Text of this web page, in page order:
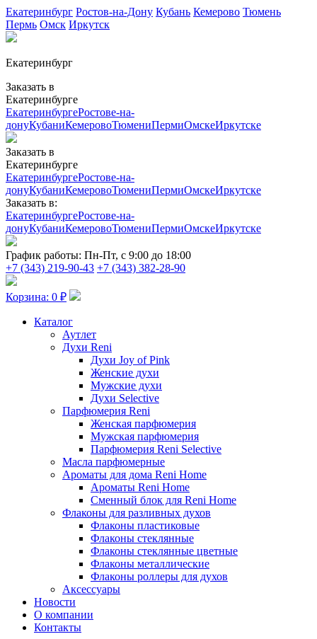
Екатеринбург Ростов-на-Дону Кубань Кемерово Тюмень
Пермь Омск Иркутск
Екатеринбург
Заказать в
Екатеринбурге
ЕкатеринбургеРостове-на-
донуКубаниКемеровоТюмениПермиОмскеИркутске
Заказать в
Екатеринбурге
ЕкатеринбургеРостове-на-
донуКубаниКемеровоТюмениПермиОмскеИркутске
Заказать в:
ЕкатеринбургеРостове-на-
донуКубаниКемеровоТюмениПермиОмскеИркутске
График работы: Пн-Пт, с 9:00 до 18:00
+7 (343) 219-90-43 +7 (343) 382-28-90
Корзина: 0 ₽
Каталог
Аутлет
Духи Reni
Духи Joy of Pink
Женские духи
Мужские духи
Духи Selective
Парфюмерия Reni
Женская парфюмерия
Мужская парфюмерия
Парфюмерия Reni Selective
Масла парфюмерные
Ароматы для дома Reni Home
Ароматы Reni Home
Сменный блок для Reni Home
Флаконы для разливных духов
Флаконы пластиковые
Флаконы стеклянные
Флаконы стеклянные цветные
Флаконы металлические
Флаконы роллеры для духов
Аксессуары
Новости
О компании
Контакты